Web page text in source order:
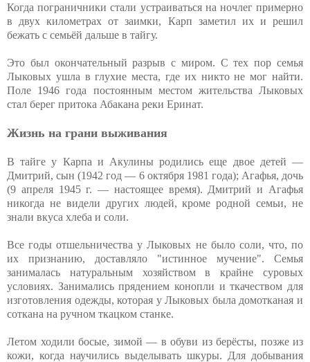
Когда пограничники стали устраиваться на ночлег примерно
в двух километрах от заимки, Карп заметил их и решил
бежать с семьёй дальше в тайгу.
Это был окончательный разрыв с миром. С тех пор семья
Лыковых ушла в глухие места, где их никто не мог найти.
Поле 1946 года постоянным местом жительства Лыковых
стал берег притока Абакана реки Еринат.
Жизнь на грани выживания
В тайге у Карпа и Акулины родились еще двое детей —
Дмитрий, сын (1942 год — 6 октября 1981 года); Агафья, дочь
(9 апреля 1945 г. — настоящее время). Дмитрий и Агафья
никогда не видели других людей, кроме родной семьи, не
знали вкуса хлеба и соли.
Все годы отшельничества у Лыковых не было соли, что, по
их признанию, доставляло "истинное мучение". Семья
занималась натуральным хозяйством в крайне суровых
условиях. Занимались прядением конопли и ткачеством для
изготовления одежды, которая у Лыковых была домотканая и
соткана на ручном ткацком станке.
Летом ходили босые, зимой — в обуви из берёсты, позже из
кожи, когда научились выделывать шкуры. Для добывания